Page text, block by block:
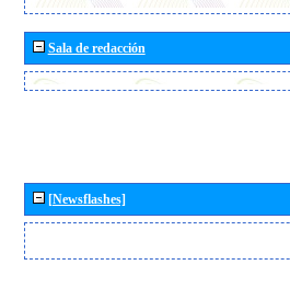
Sala de redacción
[Newsflashes]